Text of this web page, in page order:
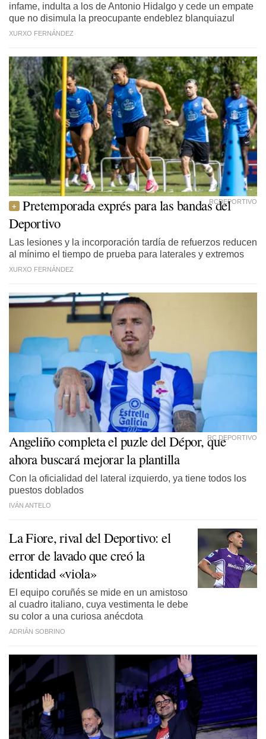
infame, indulta a los de Antonio Hidalgo y cede un empate
que no disimula la preocupante endeblez blanquiazul
XURXO FERNÁNDEZ
RCDEPORTIVO
Pretemporada exprés para las bandas del
Deportivo
Las lesiones y la incorporación tardía de refuerzos reducen
al mínimo el tiempo de prueba para laterales y extremos
XURXO FERNÁNDEZ
RC DEPORTIVO
Angeliño completa el puzle del Dépor, que
ahora buscará mejorar la plantilla
Con la oficialidad del lateral izquierdo, ya tiene todos los
puestos doblados
IVÁN ANTELO
La Fiore, rival del Deportivo: el
error de lavado que creó la
identidad «viola»
El equipo coruñés se mide en un amistoso
al cuadro italiano, cuya vestimenta le debe
su color a una curiosa anécdota
ADRIÁN SOBRINO